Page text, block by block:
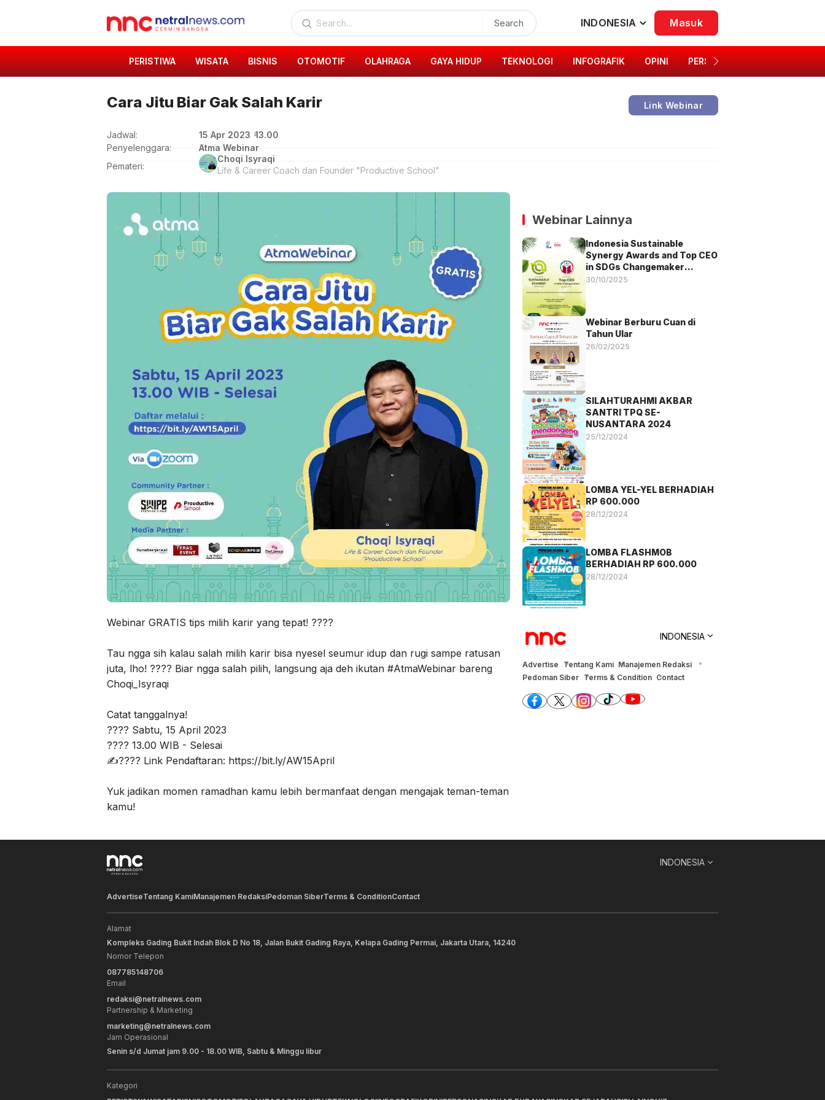
Search INDONESIA Masuk
PERISTIWA WISATA BISNIS OTOMOTIF OLAHRAGA GAYA HIDUP TEKNOLOGI INFOGRAFIK OPINI PERSONA
Cara Jitu Biar Gak Salah Karir Link Webinar
Jadwal: 15 Apr 2023 13.00
Penyelenggara:
Atma Webinar
Pemateri:
Choqi Isyraqi
Life & Career Coach dan Founder "Productive School"
Webinar GRATIS tips milih karir yang tepat! ????
Tau ngga sih kalau salah milih karir bisa nyesel seumur idup dan rugi sampe ratusan
juta, lho! ???? Biar ngga salah pilih, langsung aja deh ikutan #AtmaWebinar bareng
Choqi_Isyraqi
Catat tanggalnya!
???? Sabtu, 15 April 2023
???? 13.00 WIB - Selesai
✍???? Link Pendaftaran: https://bit.ly/AW15April
Yuk jadikan momen ramadhan kamu lebih bermanfaat dengan mengajak teman-teman
kamu!
Webinar Lainnya
Indonesia Sustainable
Synergy Awards and Top CEO
in SDGs Changemaker
Awards 2025
30/10/2025
Webinar Berburu Cuan di
Tahun Ular
26/02/2025
SILAHTURAHMI AKBAR
SANTRI TPQ SE-
NUSANTARA 2024
25/12/2024
LOMBA YEL-YEL BERHADIAH
RP 600.000
28/12/2024
LOMBA FLASHMOB
BERHADIAH RP 600.000
28/12/2024
INDONESIA
Advertise Tentang Kami Manajemen Redaksi
Pedoman Siber Terms & Condition Contact
INDONESIA
AdvertiseTentang KamiManajemen RedaksiPedoman SiberTerms & ConditionContact
Alamat
Kompleks Gading Bukit Indah Blok D No 18, Jalan Bukit Gading Raya, Kelapa Gading Permai, Jakarta Utara, 14240
Nomor Telepon
087785148706
Email
redaksi@netralnews.com
Partnership & Marketing
marketing@netralnews.com
Jam Operasional
Senin s/d Jumat jam 9.00 - 18.00 WIB, Sabtu & Minggu libur
Kategori